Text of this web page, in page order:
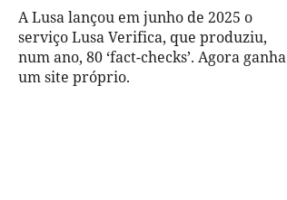
A Lusa lançou em junho de 2025 o
serviço Lusa Verifica, que produziu,
num ano, 80 ‘fact-checks’. Agora ganha
um site próprio.